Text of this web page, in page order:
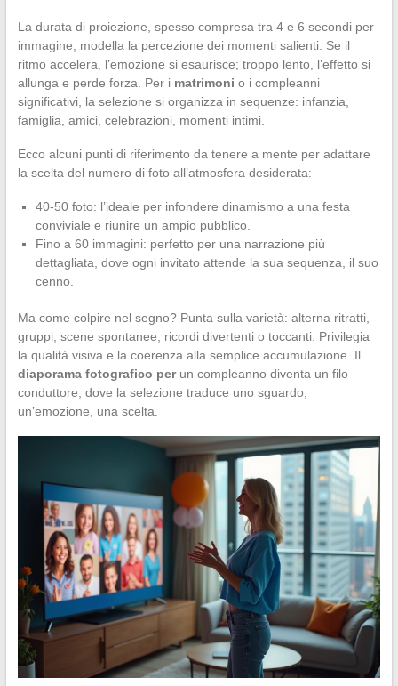
La durata di proiezione, spesso compresa tra 4 e 6 secondi per
immagine, modella la percezione dei momenti salienti. Se il
ritmo accelera, l’emozione si esaurisce; troppo lento, l’effetto si
allunga e perde forza. Per i matrimoni o i compleanni
significativi, la selezione si organizza in sequenze: infanzia,
famiglia, amici, celebrazioni, momenti intimi.
Ecco alcuni punti di riferimento da tenere a mente per adattare
la scelta del numero di foto all’atmosfera desiderata:
40-50 foto: l’ideale per infondere dinamismo a una festa
conviviale e riunire un ampio pubblico.
Fino a 60 immagini: perfetto per una narrazione più
dettagliata, dove ogni invitato attende la sua sequenza, il suo
cenno.
Ma come colpire nel segno? Punta sulla varietà: alterna ritratti,
gruppi, scene spontanee, ricordi divertenti o toccanti. Privilegia
la qualità visiva e la coerenza alla semplice accumulazione. Il
diaporama fotografico perun compleanno diventa un filo
conduttore, dove la selezione traduce uno sguardo,
un’emozione, una scelta.